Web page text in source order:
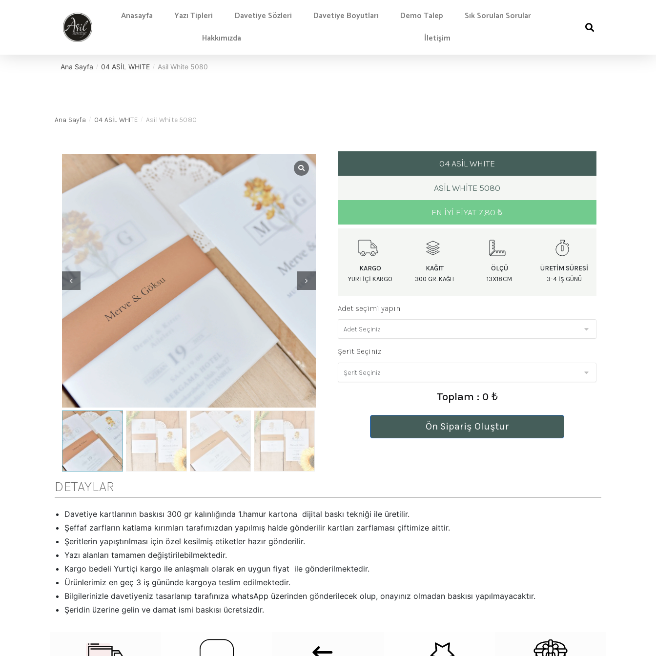
Anasayfa Yazı Tipleri Davetiye Sözleri Davetiye Boyutları Demo Talep
Sık Sorulan Sorular
Hakkımızda
İletişim
Ana Sayfa / 04 ASİL WHITE / Asil White 5080
Ana Sayfa / 04 ASİL WHITE / Asil White 5080
04 ASİL WHITE
ASIL WHITE 5080
EN IYI FIYAT 7,80 ₺
KARGO
YURTIÇI KARGO
KAĞIT
300 GR. KAĞIT
ÖLÇÜ
13X18CM
ÜRETIM SÜRESI
3-4 IŞ GÜNÜ
Adet seçimi yapın
Şerit Seçiniz
Toplam : 0 ₺
Ön Sipariş Oluştur
DETAYLAR
Davetiye kartlarının baskısı 300 gr kalınlığında 1.hamur kartona dijital baskı tekniği ile üretilir.
Şeffaf zarfların katlama kırımları tarafımızdan yapılmış halde gönderilir kartları zarflaması çiftimize aittir.
Şeritlerin yapıştırılması için özel kesilmiş etiketler hazır gönderilir.
Yazı alanları tamamen değiştirilebilmektedir.
Kargo bedeli Yurtiçi kargo ile anlaşmalı olarak en uygun fiyat ile gönderilmektedir.
Ürünlerimiz en geç 3 iş gününde kargoya teslim edilmektedir.
Bilgilerinizle davetiyeniz tasarlanıp tarafınıza whatsApp üzerinden gönderilecek olup, onayınız olmadan baskısı yapılmayacaktır.
Şeridin üzerine gelin ve damat ismi baskısı ücretsizdir.